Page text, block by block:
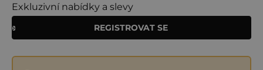
Exkluzivní nabídky a slevy
REGISTROVAT SE